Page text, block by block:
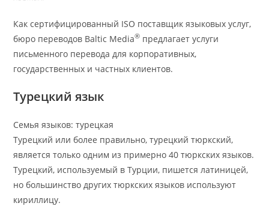
Как сертифицированный ISO поставщик языковых услуг,
бюро переводов Baltic Media® предлагает услуги
письменного перевода для корпоративных,
государственных и частных клиентов.
Турецкий язык
Семья языков: турецкая
Турецкий или более правильно, турецкий тюркский,
является только одним из примерно 40 тюркских языков.
Турецкий, используемый в Турции, пишется латиницей,
но большинство других тюркских языков используют
кириллицу.